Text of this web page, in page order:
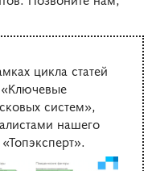
цикла статей
«Ключевые
систем»,
нашего